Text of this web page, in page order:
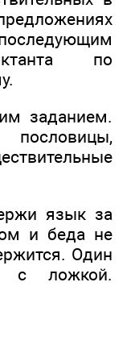
по
заданием.
язык за
и беда не
Один
с ложкой.